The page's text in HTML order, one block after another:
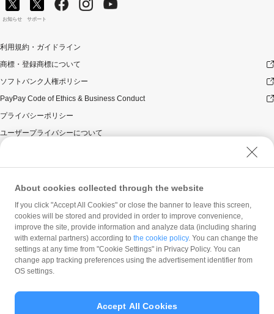
お知らせ サポート
利用規約・ガイドライン
商標・登録商標について
ソフトバンク人権ポリシー
PayPay Code of Ethics & Business Conduct
プライバシーポリシー
ユーザープライバシーについて
ウェブサイト利用規約
反社会的勢力に対する方針
勧誘方針
マネロン等基本方針
カスタマーハラスメントに関する当社の考え方
About cookies collected through the website
If you click "Accept All Cookies" or close the banner to leave this screen,
cookies will be stored and provided in order to improve convenience,
improve the site, provide information and analyze data (including sharing
with external partners) according to the cookie policy. You can change the
settings at any time from "Cookie Settings" in Privacy Policy. You can
change app tracking preferences using the advertisement identifier from
OS settings.
Accept All Cookies